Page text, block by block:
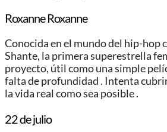
Roxanne Roxanne
Conocida en el mundo del hip-hop
Shante, la primera superestrella
proyecto, útil como una simple
falta de profundidad . Intenta
la vida real como sea posible .
22 de julio